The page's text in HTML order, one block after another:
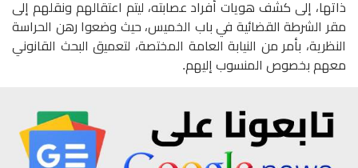
ذاتها، إلى كشف هويات أفراد عصابته، ليتم اعتقالهم ونقلهم إلى
مقر الشرطة القضائية في باب الخميس، حيث وضعوا رهن الحراسة
النظرية، بأمر من النيابة العامة المختصة، لتعميق البحث القانوني
معهم بخصوص المنسوب إليهم.